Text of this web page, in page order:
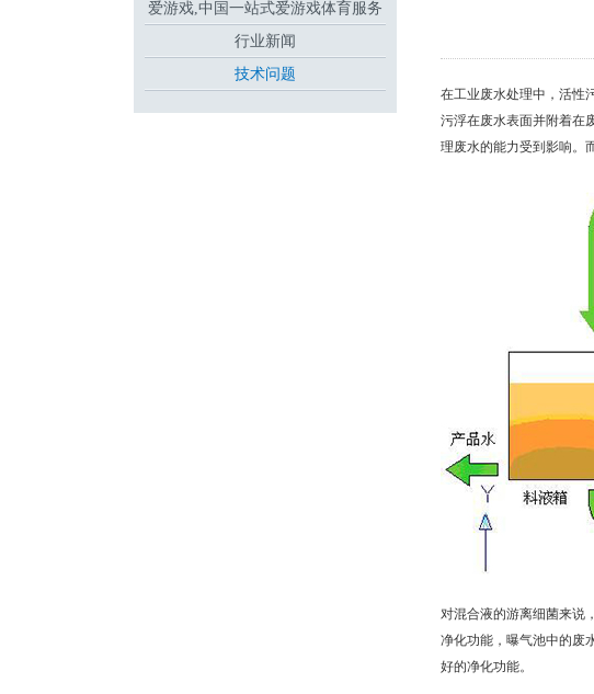
爱游戏,中国一站式爱游戏体育服务
官网
行业新闻
技术问题
在工业废水处理中，活性
污浮在废水表面并附着在
理废水的能力受到影响。
对混合液的游离细菌来说
净化功能，曝气池中的废
好的净化功能。